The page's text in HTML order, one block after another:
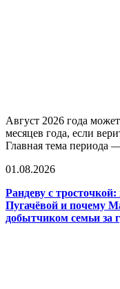
Август 2026 года
месяцев года, если
Главная тема периода
01.08.2026
Рандеву с
Пугачёвой и почему
добытчиком семьи за